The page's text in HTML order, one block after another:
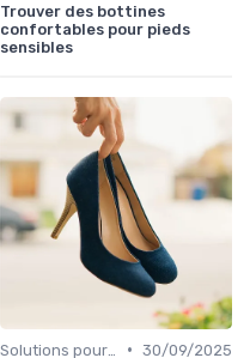
Trouver des bottines
confortables pour pieds
sensibles
• 30/09/2025